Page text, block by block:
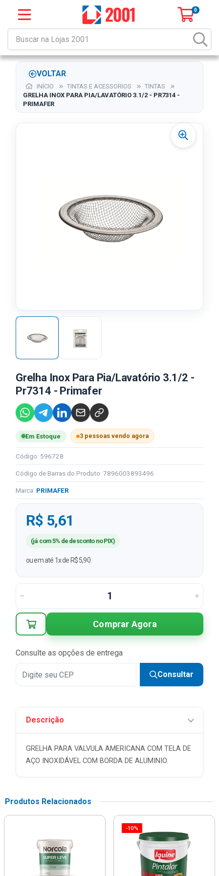
0
VOLTAR
INÍCIO TINTAS E ACESSORIOS
TINTAS
GRELHA INOX PARA PIA/LAVATÓRIO 3.1/2 - PR7314 -
PRIMAFER
Grelha Inox Para Pia/Lavatório 3.1/2 -
Pr7314 - Primafer
Em Estoque 3 pessoas vendo agora
Código: 596728
Código de Barras do Produto: 7896003893496
Marca: PRIMAFER
R$ 5,61
(já com 5% de desconto no PIX)
ou em até 1x de R$ 5,90
Comprar Agora
Consulte as opções de entrega
Consultar
Descrição
GRELHA PARA VALVULA AMERICANA COM TELA DE
AÇO INOXIDÁVEL COM BORDA DE ALUMINIO.
Produtos Relacionados
-10%